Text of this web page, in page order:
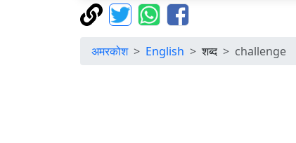
अमरकोश English शब्द challenge